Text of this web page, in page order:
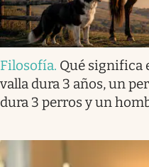
Filosofía. Qué significa
valla dura 3 años, un
dura 3 perros y un